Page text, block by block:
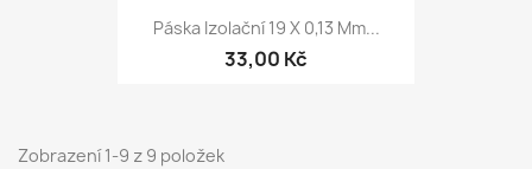
Páska Izolační 19 X 0,13 Mm...
33,00 Kč
Zobrazení 1-9 z 9 položek